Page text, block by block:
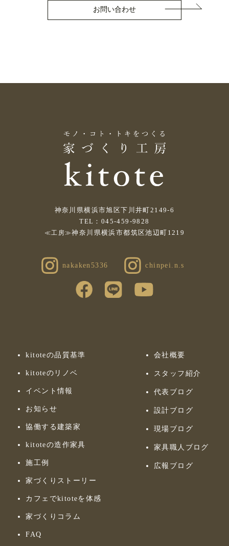
お問い合わせ
神奈川県横浜市旭区下川井町2149-6
TEL：045-459-9828
≪工房≫神奈川県横浜市都筑区池辺町1219
nakaken5336 chinpei.n.s
kitoteの品質基準
kitoteのリノベ
イベント情報
お知らせ
協働する建築家
kitoteの造作家具
施工例
家づくりストーリー
カフェでkitoteを体感
家づくりコラム
FAQ
会社概要
スタッフ紹介
代表ブログ
設計ブログ
現場ブログ
家具職人ブログ
広報ブログ